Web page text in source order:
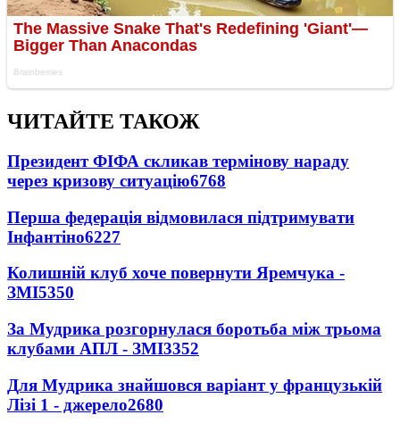
ЧИТАЙТЕ ТАКОЖ
Президент ФІФА скликав термінову нараду
через кризову ситуацію6768
Перша федерація відмовилася підтримувати
Інфантіно6227
Колишній клуб хоче повернути Яремчука -
ЗМІ5350
За Мудрика розгорнулася боротьба між трьома
клубами АПЛ - ЗМІ3352
Для Мудрика знайшовся варіант у французькій
Лізі 1 - джерело2680